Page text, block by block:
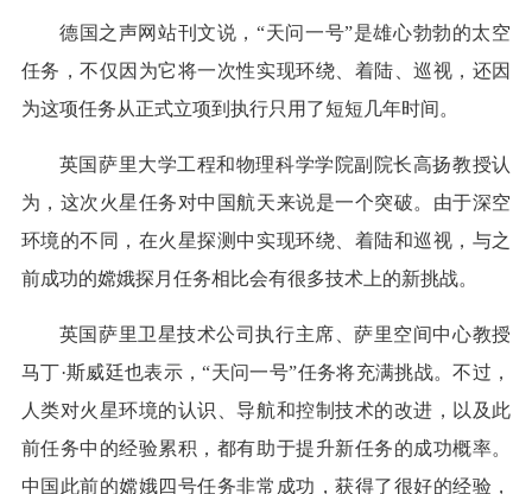
德国之声网站刊文说，“天问一号”是雄心勃勃的太空
任务，不仅因为它将一次性实现环绕、着陆、巡视，还因
为这项任务从正式立项到执行只用了短短几年时间。
英国萨里大学工程和物理科学学院副院长高扬教授认
为，这次火星任务对中国航天来说是一个突破。由于深空
环境的不同，在火星探测中实现环绕、着陆和巡视，与之
前成功的嫦娥探月任务相比会有很多技术上的新挑战。
英国萨里卫星技术公司执行主席、萨里空间中心教授
马丁·斯威廷也表示，“天问一号”任务将充满挑战。不过，
人类对火星环境的认识、导航和控制技术的改进，以及此
前任务中的经验累积，都有助于提升新任务的成功概率。
中国此前的嫦娥四号任务非常成功，获得了很好的经验，